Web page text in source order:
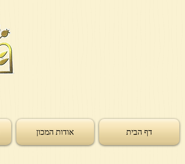
דף הבית אודות המכון